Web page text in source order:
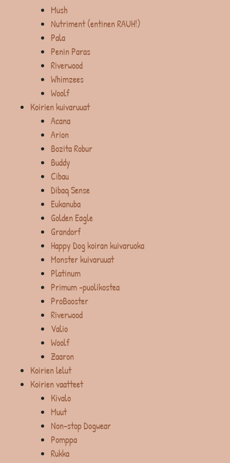
Mush
Nutriment (entinen RAUH!)
Pala
Penin Paras
Riverwood
Whimzees
Woolf
Koirien kuivaruuat
Acana
Arion
Bozita Robur
Buddy
Cibau
Dibaq Sense
Eukanuba
Golden Eagle
Grandorf
Happy Dog koiran kuivaruoka
Monster kuivaruuat
Platinum
Primum -puolikostea
ProBooster
Riverwood
Valio
Woolf
Zaaron
Koirien lelut
Koirien vaatteet
Kivalo
Muut
Non-stop Dogwear
Pomppa
Rukka